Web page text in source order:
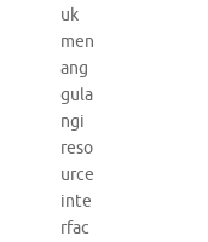
uk
men
ang
gula
ngi
reso
urce
inte
rfac